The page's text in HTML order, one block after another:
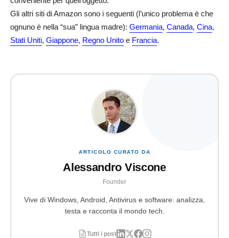
Gli altri siti di Amazon sono i seguenti (l’unico problema è che
ognuno è nella “sua” lingua madre): Germania, Canada, Cina,
Stati Uniti, Giappone, Regno Unito e Francia.
ARTICOLO CURATO DA
Alessandro Viscone
Founder
Vive di Windows, Android, Antivirus e software: analizza,
testa e racconta il mondo tech.
Tutti i post